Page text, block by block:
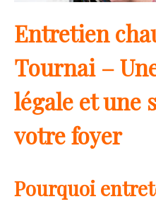
Entretien
Tournai –
légale et une
votre foyer
Pourquoi